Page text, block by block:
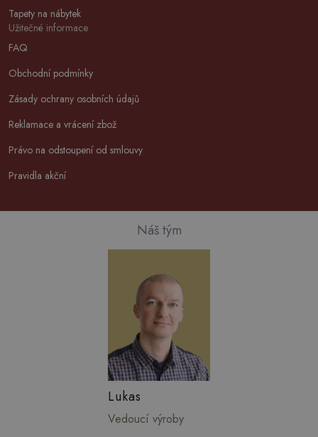
Tapety na nábytek
Užitečné informace
FAQ
Obchodní podmínky
Zásady ochrany osobních údajů
Reklamace a vrácení zbož
Právo na odstoupení od smlouvy
Pravidla akční
Náš tým
Lukas
Vedoucí výroby